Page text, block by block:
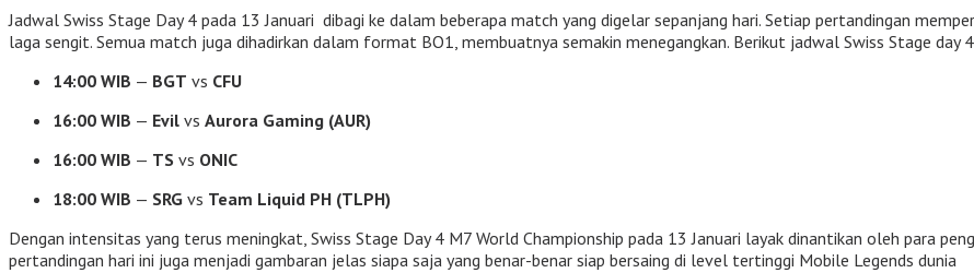
Jadwal Swiss Stage Day 4 pada 13 Januari dibagi ke dalam beberapa match yang digelar sepanjang hari. Setiap pertandingan
laga sengit. Semua match juga dihadirkan dalam format BO1, membuatnya semakin menegangkan. Berikut jadwal Swiss Stage day
14:00 WIB — BGT vs CFU
16:00 WIB — Evil vs Aurora Gaming (AUR)
16:00 WIB — TS vs ONIC
18:00 WIB — SRG vs Team Liquid PH (TLPH)
Dengan intensitas yang terus meningkat, Swiss Stage Day 4 M7 World Championship pada 13 Januari layak dinantikan oleh para
pertandingan hari ini juga menjadi gambaran jelas siapa saja yang benar-benar siap bersaing di level tertinggi Mobile Legends dunia